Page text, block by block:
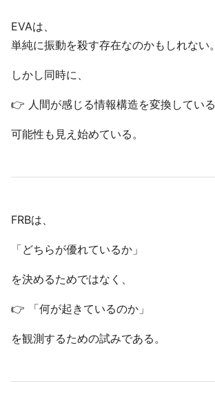
EVAは、
単純に振動を殺す存在なのかもしれない。
しかし同時に、
👉 人間が感じる情報構造を変換している
可能性も見え始めている。
FRBは、
「どちらが優れているか」
を決めるためではなく、
👉 「何が起きているのか」
を観測するための試みである。